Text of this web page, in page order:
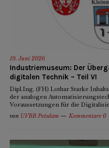
19. Juni 2026
Industriemuseum: Der
digitalen Technik – Teil VI
Dipl.Ing. (FH) Lothar Starke
der analogen
Voraussetzungen für die
von UVBB Potsdam Kommentare 0